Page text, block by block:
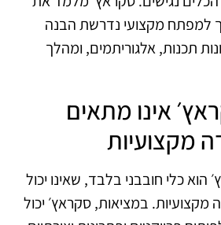
למפתח מקצועי נדרשת הבנה
תכנות, אלגוריתמים, ומהלך
סקראץ׳ אינו מתאים
מקצועיות
הוא כלי חובבני בלבד, שאינו יכול
במציאות, סקראץ׳ יכול